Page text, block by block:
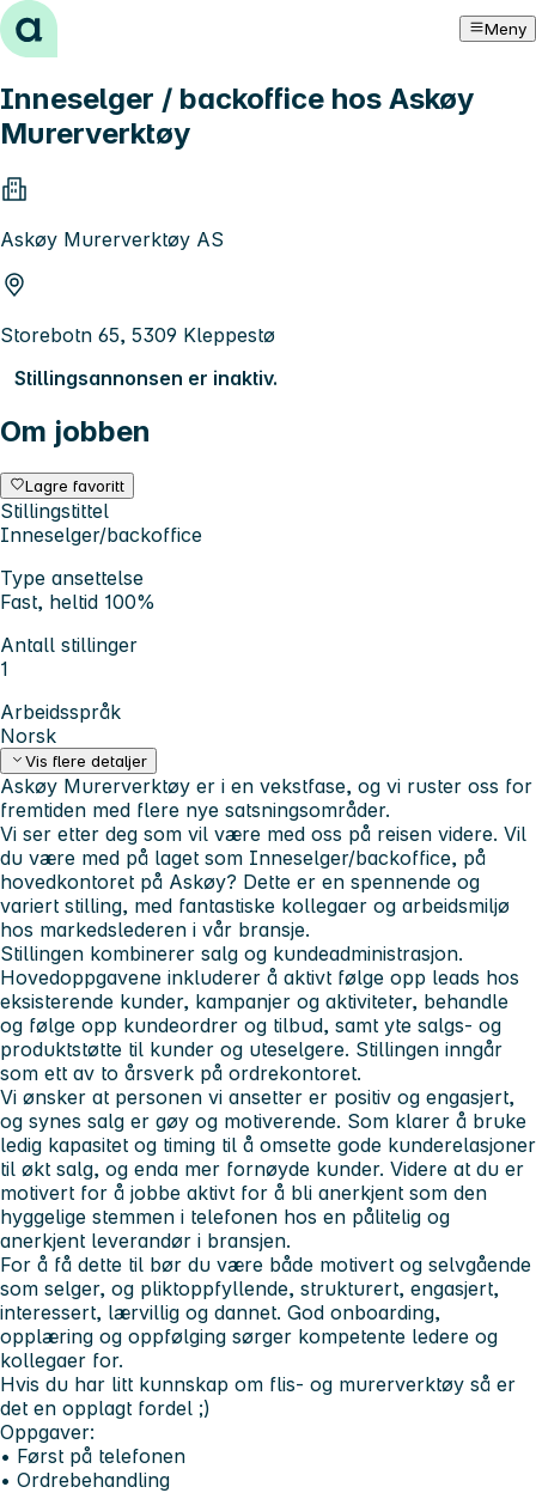
Hopp til innhold Meny
Inneselger / backoffice hos Askøy
Murerverktøy
Askøy Murerverktøy AS
Storebotn 65, 5309 Kleppestø
Stillingsannonsen er inaktiv.
Om jobben
Lagre favoritt
Stillingstittel
Inneselger/backoffice
Type ansettelse
Fast, heltid 100%
Antall stillinger
1
Arbeidsspråk
Norsk
Vis flere detaljer
Askøy Murerverktøy er i en vekstfase, og vi ruster oss for
fremtiden med flere nye satsningsområder.
Vi ser etter deg som vil være med oss på reisen videre. Vil
du være med på laget som Inneselger/backoffice, på
hovedkontoret på Askøy? Dette er en spennende og
variert stilling, med fantastiske kollegaer og arbeidsmiljø
hos markedslederen i vår bransje.
Stillingen kombinerer salg og kundeadministrasjon.
Hovedoppgavene inkluderer å aktivt følge opp leads hos
eksisterende kunder, kampanjer og aktiviteter, behandle
og følge opp kundeordrer og tilbud, samt yte salgs- og
produktstøtte til kunder og uteselgere. Stillingen inngår
som ett av to årsverk på ordrekontoret.
Vi ønsker at personen vi ansetter er positiv og engasjert,
og synes salg er gøy og motiverende. Som klarer å bruke
ledig kapasitet og timing til å omsette gode kunderelasjoner
til økt salg, og enda mer fornøyde kunder. Videre at du er
motivert for å jobbe aktivt for å bli anerkjent som den
hyggelige stemmen i telefonen hos en pålitelig og
anerkjent leverandør i bransjen.
For å få dette til bør du være både motivert og selvgående
som selger, og pliktoppfyllende, strukturert, engasjert,
interessert, lærvillig og dannet. God onboarding,
opplæring og oppfølging sørger kompetente ledere og
kollegaer for.
Hvis du har litt kunnskap om flis- og murerverktøy så er
det en opplagt fordel ;)
Oppgaver:
• Først på telefonen
• Ordrebehandling